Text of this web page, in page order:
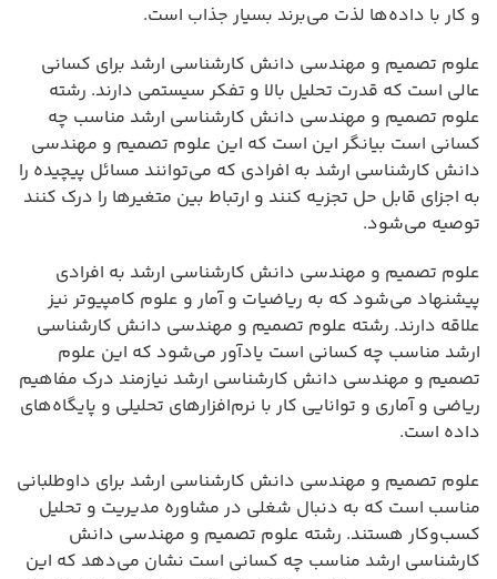
و کار با داده‌ها لذت می‌برند بسیار جذاب است.
علوم تصمیم و مهندسی دانش کارشناسی ارشد برای کسانی
عالی است که قدرت تحلیل بالا و تفکر سیستمی دارند. رشته
علوم تصمیم و مهندسی دانش کارشناسی ارشد مناسب چه
کسانی است بیانگر این است که این علوم تصمیم و مهندسی
دانش کارشناسی ارشد به افرادی که می‌توانند مسائل پیچیده را
به اجزای قابل حل تجزیه کنند و ارتباط بین متغیرها را درک کنند
توصیه می‌شود.
علوم تصمیم و مهندسی دانش کارشناسی ارشد به افرادی
پیشنهاد می‌شود که به ریاضیات و آمار و علوم کامپیوتر نیز
علاقه دارند. رشته علوم تصمیم و مهندسی دانش کارشناسی
ارشد مناسب چه کسانی است یادآور می‌شود که این علوم
تصمیم و مهندسی دانش کارشناسی ارشد نیازمند درک مفاهیم
ریاضی و آماری و توانایی کار با نرم‌افزارهای تحلیلی و پایگاه‌های
داده است.
علوم تصمیم و مهندسی دانش کارشناسی ارشد برای داوطلبانی
مناسب است که به دنبال شغلی در مشاوره مدیریت و تحلیل
کسب‌وکار هستند. رشته علوم تصمیم و مهندسی دانش
کارشناسی ارشد مناسب چه کسانی است نشان می‌دهد که این